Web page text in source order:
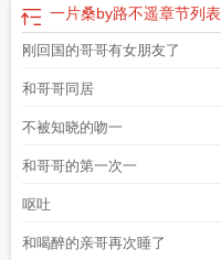
一片桑by路不遥章节列表
刚回国的哥哥有女朋友了
和哥哥同居
不被知晓的吻一
和哥哥的第一次一
呕吐
和喝醉的亲哥再次睡了